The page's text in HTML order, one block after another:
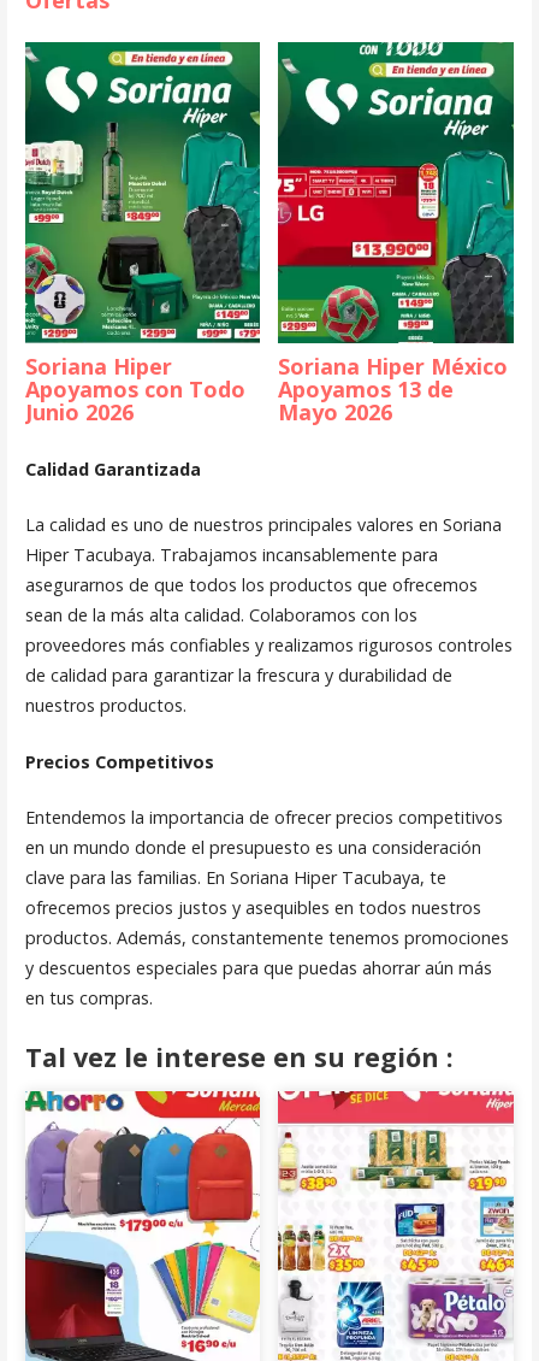
Soriana Hiper
Apoyamos con Todo
Junio 2026
Soriana Hiper México
Apoyamos 13 de
Mayo 2026
Calidad Garantizada
La calidad es uno de nuestros principales valores en Soriana
Hiper Tacubaya. Trabajamos incansablemente para
asegurarnos de que todos los productos que ofrecemos
sean de la más alta calidad. Colaboramos con los
proveedores más confiables y realizamos rigurosos controles
de calidad para garantizar la frescura y durabilidad de
nuestros productos.
Precios Competitivos
Entendemos la importancia de ofrecer precios competitivos
en un mundo donde el presupuesto es una consideración
clave para las familias. En Soriana Hiper Tacubaya, te
ofrecemos precios justos y asequibles en todos nuestros
productos. Además, constantemente tenemos promociones
y descuentos especiales para que puedas ahorrar aún más
en tus compras.
Tal vez le interese en su región :